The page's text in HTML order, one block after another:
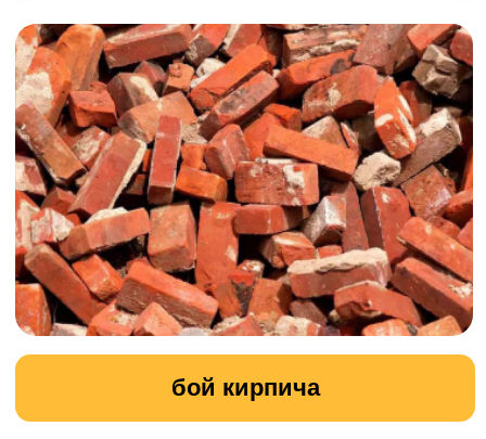
Демонтаж зданий
Наша компания предлагает
профессиональные услуги по
демонтажу зданий.
Мы обеспечиваем безопасное и
эффективное выполнение работ
любой сложности с использованием
специализированной техники и
оборудования.
УЗНАТЬ ПОДРОБНОСТИ